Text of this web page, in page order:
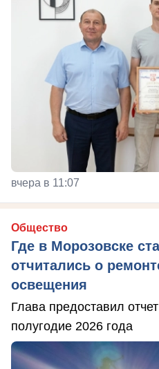
вчера в 11:07
Общество
Где в Морозовске
отчитались о
освещения
Глава предоставил
полугодие 2026 года